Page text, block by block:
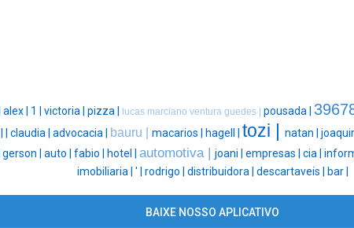
alex | 1 | victoria | pizza | lucas marciano ventura guedes | pousada |
claudia | advocacia | bauru | macarios | hagell | tozi | natan |
gerson | auto | fabio | hotel | automotiva | joani | empresas | cia |
imobiliaria | ' | rodrigo | distribuidora | descartaveis | bar |
BAIXE NOSSO APLICATIVO